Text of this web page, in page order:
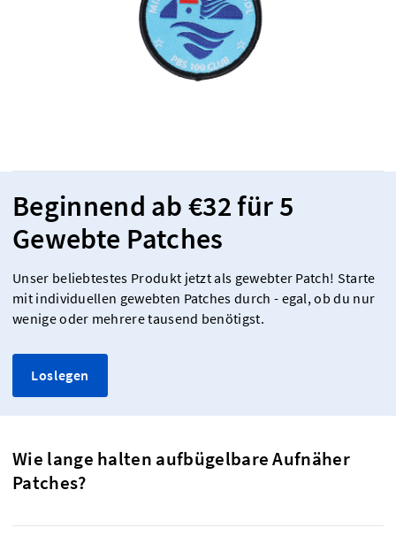
Beginnend ab €32 für 5
Gewebte Patches
Unser beliebtestes Produkt jetzt als gewebter Patch! Starte
mit individuellen gewebten Patches durch - egal, ob du nur
wenige oder mehrere tausend benötigst.
Loslegen
Wie lange halten aufbügelbare Aufnäher
Patches?